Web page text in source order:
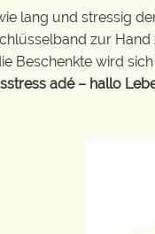
lang und stressig
zur
Beschenkte wird
adé – hallo